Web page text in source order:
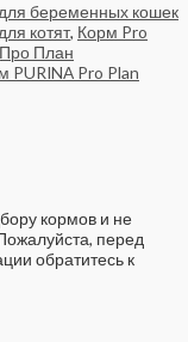
беременных кошек
котят, Корм Pro
План
PURINA Pro Plan
кормов и не
перед
обратитесь к